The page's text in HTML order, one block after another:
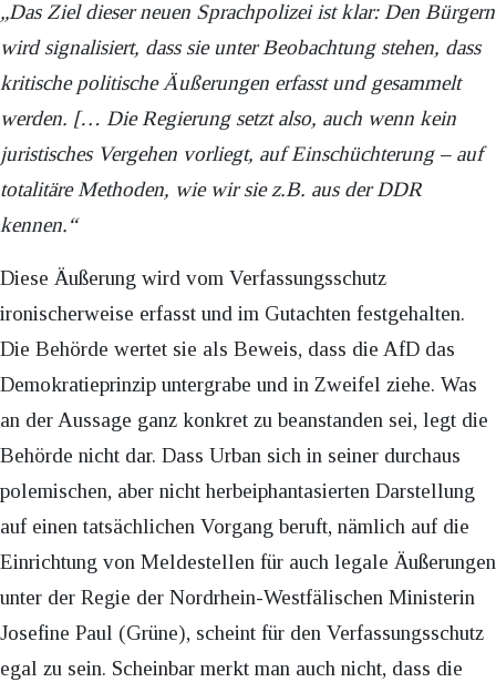
„Das Ziel dieser neuen Sprachpolizei ist klar: Den Bürgern
wird signalisiert, dass sie unter Beobachtung stehen, dass
kritische politische Äußerungen erfasst und gesammelt
werden. [… Die Regierung setzt also, auch wenn kein
juristisches Vergehen vorliegt, auf Einschüchterung – auf
totalitäre Methoden, wie wir sie z.B. aus der DDR
kennen.“
Diese Äußerung wird vom Verfassungsschutz
ironischerweise erfasst und im Gutachten festgehalten.
Die Behörde wertet sie als Beweis, dass die AfD das
Demokratieprinzip untergrabe und in Zweifel ziehe. Was
an der Aussage ganz konkret zu beanstanden sei, legt die
Behörde nicht dar. Dass Urban sich in seiner durchaus
polemischen, aber nicht herbeiphantasierten Darstellung
auf einen tatsächlichen Vorgang beruft, nämlich auf die
Einrichtung von Meldestellen für auch legale Äußerungen
unter der Regie der Nordrhein-Westfälischen Ministerin
Josefine Paul (Grüne), scheint für den Verfassungsschutz
egal zu sein. Scheinbar merkt man auch nicht, dass die